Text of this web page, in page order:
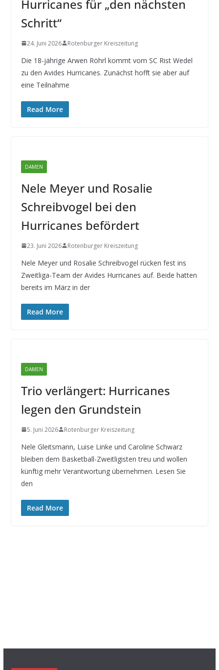
Hurricanes für „den nächsten
Schritt“
24. Juni 2026 Rotenburger Kreiszeitung
Die 18-jährige Arwen Röhrl kommt vom SC Rist Wedel
zu den Avides Hurricanes. Zunächst hofft sie aber auf
eine Teilnahme
Read More
DAMEN
Nele Meyer und Rosalie
Schreibvogel bei den
Hurricanes befördert
23. Juni 2026 Rotenburger Kreiszeitung
Nele Meyer und Rosalie Schreibvogel rücken fest ins
Zweitliga-Team der Avides Hurricanes auf. Beide hatten
bereits im März in der
Read More
DAMEN
Trio verlängert: Hurricanes
legen den Grundstein
5. Juni 2026 Rotenburger Kreiszeitung
Nele Gleitsmann, Luise Linke und Caroline Schwarz
bleiben dem Basketball-Zweitligisten treu und wollen
künftig mehr Verantwortung übernehmen. Lesen Sie
den
Read More